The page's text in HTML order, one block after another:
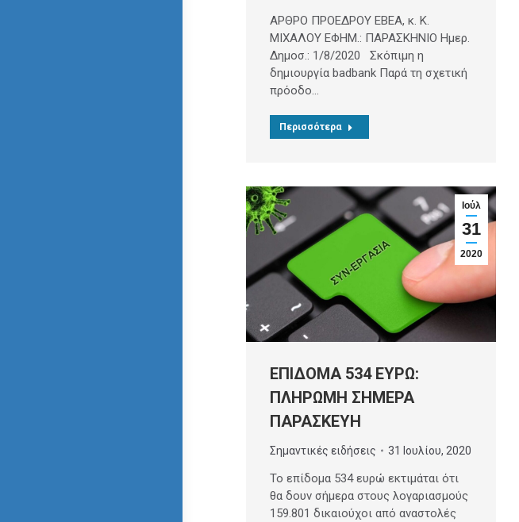
ΑΡΘΡΟ ΠΡΟΕΔΡΟΥ ΕΒΕΑ, κ. Κ.
ΜΙΧΑΛΟΥ ΕΦΗΜ.: ΠΑΡΑΣΚΗΝΙΟ Ημερ.
Δημοσ.: 1/8/2020 Σκόπιμη η
δημιουργία badbank Παρά τη σχετική
πρόοδο…
Περισσότερα
Ιούλ
31
2020
ΕΠΙΔΟΜΑ 534 ΕΥΡΩ:
ΠΛΗΡΩΜΗ ΣΗΜΕΡΑ
ΠΑΡΑΣΚΕΥΗ
Σημαντικές ειδήσεις 31 Ιουλίου, 2020
Το επίδομα 534 ευρώ εκτιμάται ότι
θα δουν σήμερα στους λογαριασμούς
159.801 δικαιούχοι από αναστολές